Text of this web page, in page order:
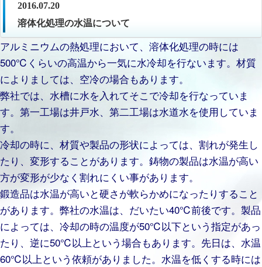
2016.07.20
溶体化処理の水温について
アルミニウムの熱処理において、溶体化処理の時には
500℃くらいの高温から一気に水冷却を行ないます。材質
によりましては、空冷の場合もあります。
弊社では、水槽に水を入れてそこで冷却を行なっていま
す。第一工場は井戸水、第二工場は水道水を使用していま
す。
冷却の時に、材質や製品の形状によっては、割れが発生し
たり、変形することがあります。鋳物の製品は水温が高い
方が変形が少なく割れにくい事があります。
鍛造品は水温が高いと硬さが軟らかめになったりすること
があります。弊社の水温は、だいたい40℃前後です。製品
によっては、冷却の時の温度が50℃以下という指定があっ
たり、逆に50℃以上という場合もあります。先日は、水温
60℃以上という依頼がありました。水温を低くする時には